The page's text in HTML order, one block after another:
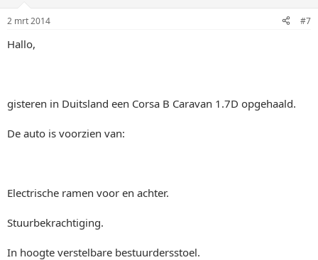
2 mrt 2014 #7
Hallo,
gisteren in Duitsland een Corsa B Caravan 1.7D opgehaald.
De auto is voorzien van:
Electrische ramen voor en achter.
Stuurbekrachtiging.
In hoogte verstelbare bestuurdersstoel.